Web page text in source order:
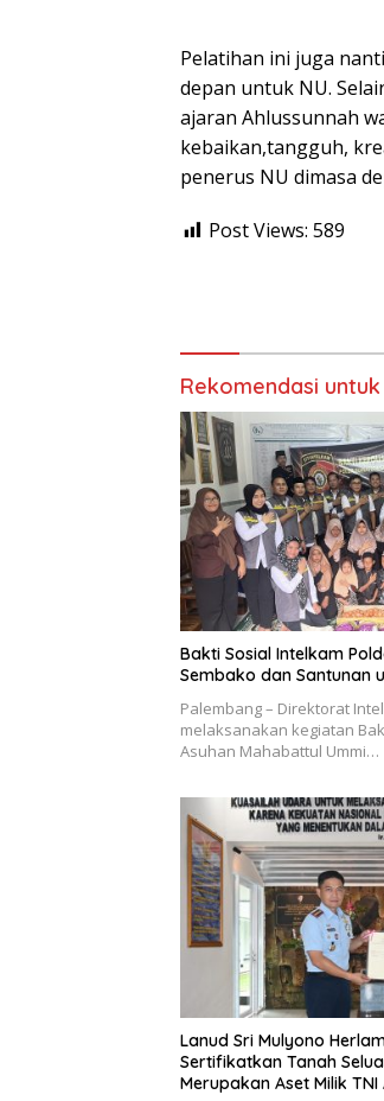
Pelatihan ini juga
depan untuk NU.
ajaran Ahlussunnah
kebaikan,tangguh,
penerus NU dimasa
Post Views: 589
Rekomendasi
Bakti Sosial Intelkam
Sembako dan Santunan
Palembang – Direktorat
melaksanakan kegiatan
Asuhan Mahabattul Ummi…
Lanud Sri Mulyono
Sertifikatkan Tanah
Merupakan Aset Milik TNI